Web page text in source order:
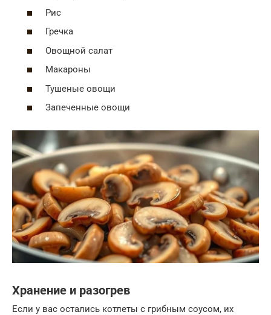
Рис
Гречка
Овощной салат
Макароны
Тушеные овощи
Запеченные овощи
Хранение и разогрев
Если у вас остались котлеты с грибным соусом, их